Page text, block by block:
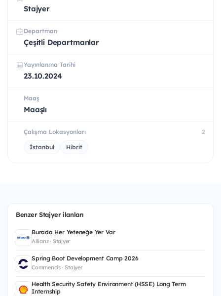
Stajyer
Departman
Çeşitli Departmanlar
Yayınlanma Tarihi
23.10.2024
Maaş
Maaşlı
Çalışma Lokasyonları 2
İstanbul Hibrit
Benzer Stajyer ilanları
Burada Her Yeteneğe Yer Var
Allianz · Stajyer
Spring Boot Development Camp 2026
Commencis · Stajyer
Health Security Safety Environment (HSSE) Long Term
Internship